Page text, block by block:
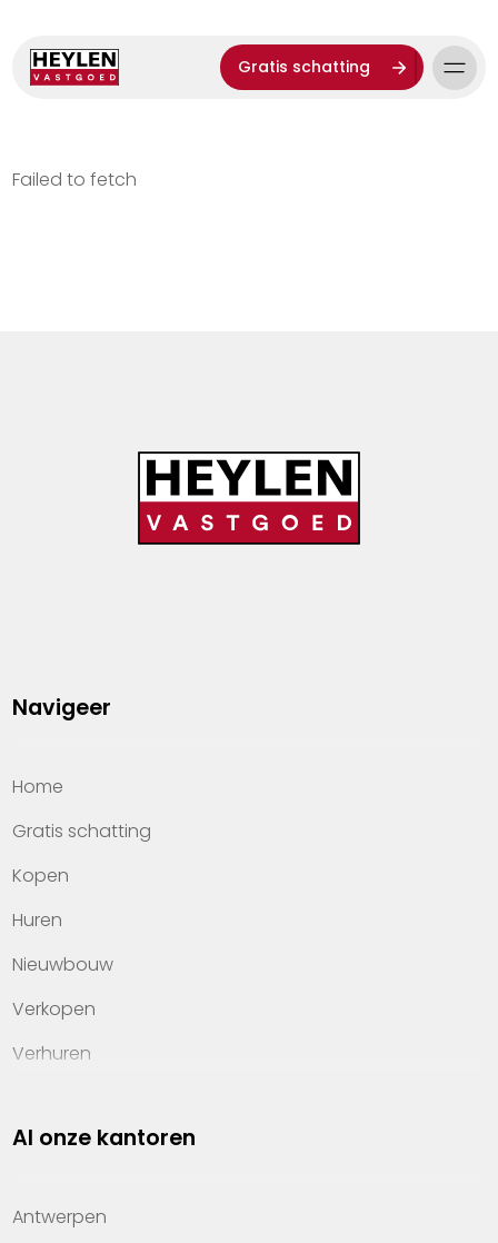
Gratis schatting
Failed to fetch
Navigeer
Home
Gratis schatting
Kopen
Huren
Nieuwbouw
Verkopen
Verhuren
Property management
Kennis van wonen
Al onze kantoren
Antwerpen